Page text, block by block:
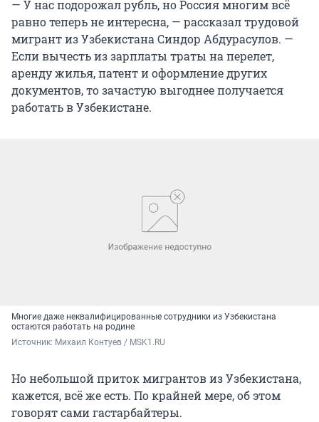
— У нас подорожал рубль, но Россия многим всё
равно теперь не интересна, — рассказал трудовой
мигрант из Узбекистана Синдор Абдурасулов. —
Если вычесть из зарплаты траты на перелет,
аренду жилья, патент и оформление других
документов, то зачастую выгоднее получается
работать в Узбекистане.
Многие даже неквалифицированные сотрудники из Узбекистана
остаются работать на родине
Источник: Михаил Контуев / MSK1.RU
Но небольшой приток мигрантов из Узбекистана,
кажется, всё же есть. По крайней мере, об этом
говорят сами гастарбайтеры.